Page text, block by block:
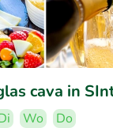
cava in
Wo
Do